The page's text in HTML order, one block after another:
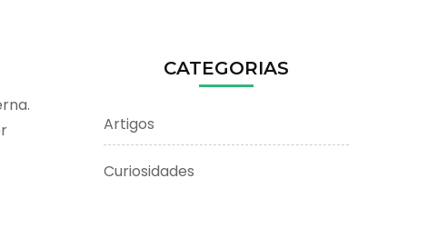
CATEGORIAS
Artigos
Curiosidades